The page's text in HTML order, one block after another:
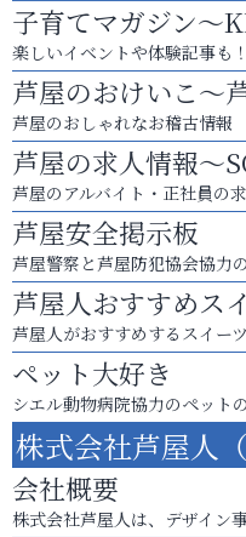
子育てマガジン～
楽しいイベントや体験記事も！
芦屋のおけいこ～
芦屋のおしゃれなお稽古情報
芦屋の求人情報～
芦屋のアルバイト・正社員の
芦屋安全掲示板
芦屋警察と芦屋防犯協会協力
芦屋人おすすめス
芦屋人がおすすめするスイー
ペット大好き
シエル動物病院協力のペット
株式会社芦屋人
会社概要
株式会社芦屋人は、デザイン